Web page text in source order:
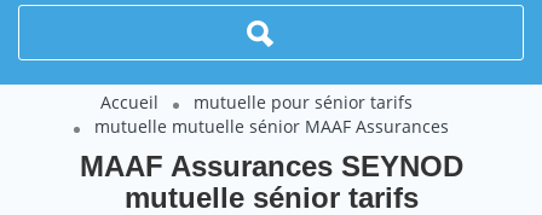
Accueil
mutuelle pour sénior tarifs
mutuelle mutuelle sénior MAAF Assurances
MAAF Assurances SEYNOD
mutuelle sénior tarifs